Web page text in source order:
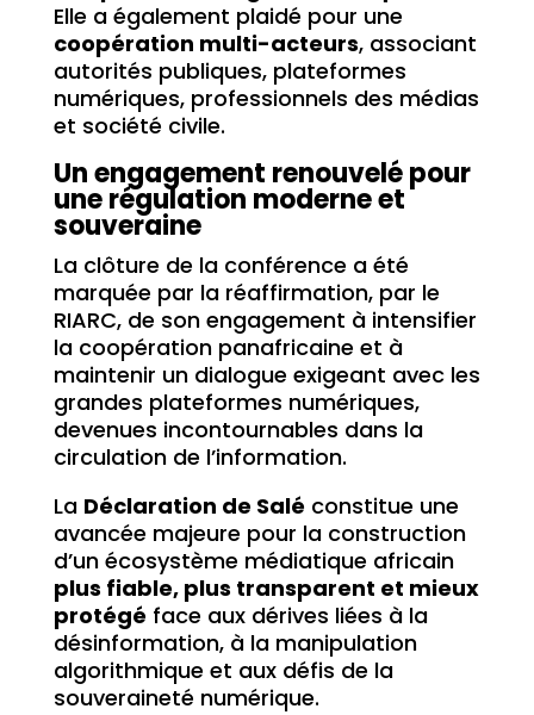
Elle a également plaidé pour une
coopération multi-acteurs, associant
autorités publiques, plateformes
numériques, professionnels des médias
et société civile.
Un engagement renouvelé pour
une régulation moderne et
souveraine
La clôture de la conférence a été
marquée par la réaffirmation, par le
RIARC, de son engagement à intensifier
la coopération panafricaine et à
maintenir un dialogue exigeant avec les
grandes plateformes numériques,
devenues incontournables dans la
circulation de l’information.
La Déclaration de Salé constitue une
avancée majeure pour la construction
d’un écosystème médiatique africain
plus fiable, plus transparent et mieux
protégé face aux dérives liées à la
désinformation, à la manipulation
algorithmique et aux défis de la
souveraineté numérique.